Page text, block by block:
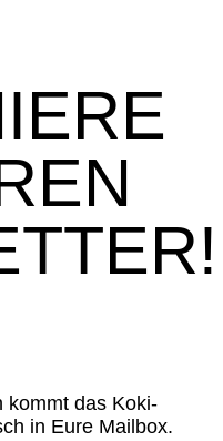
kommt das Koki-
in Eure Mailbox.